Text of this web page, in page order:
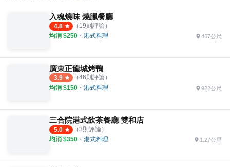
入魂燒味 燒臘餐廳
4.8 （ 19則評論）
均消 $250 ・ 港式料理 467公尺
廣東正龍城烤鴨
3.9 （46則評論）
均消 $150 ・ 港式料理 922公尺
三合院港式飲茶餐廳 雙和店
5.0 （3則評論）
均消 $350 ・ 港式料理 1.27公里